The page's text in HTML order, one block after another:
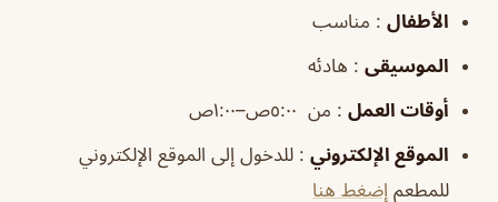
الأطفال : مناسب
الموسيقى : هادئه
أوقات العمل : من ٥:٠٠ص–١:٠٠ص
الموقع الإلكتروني : للدخول إلى الموقع الإلكتروني
للمطعم إضغط هنا